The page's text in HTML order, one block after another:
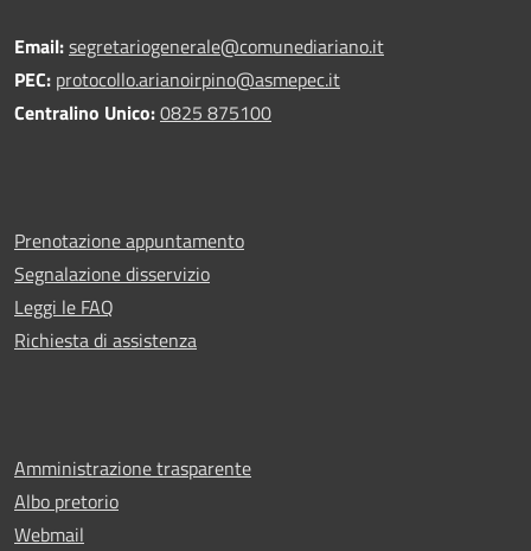
Email:segretariogenerale@comunediariano.it
PEC: protocollo.arianoirpino@asmepec.it
Centralino Unico:0825 875100
Prenotazione appuntamento
Segnalazione disservizio
Leggi le FAQ
Richiesta di assistenza
Amministrazione trasparente
Albo pretorio
Webmail